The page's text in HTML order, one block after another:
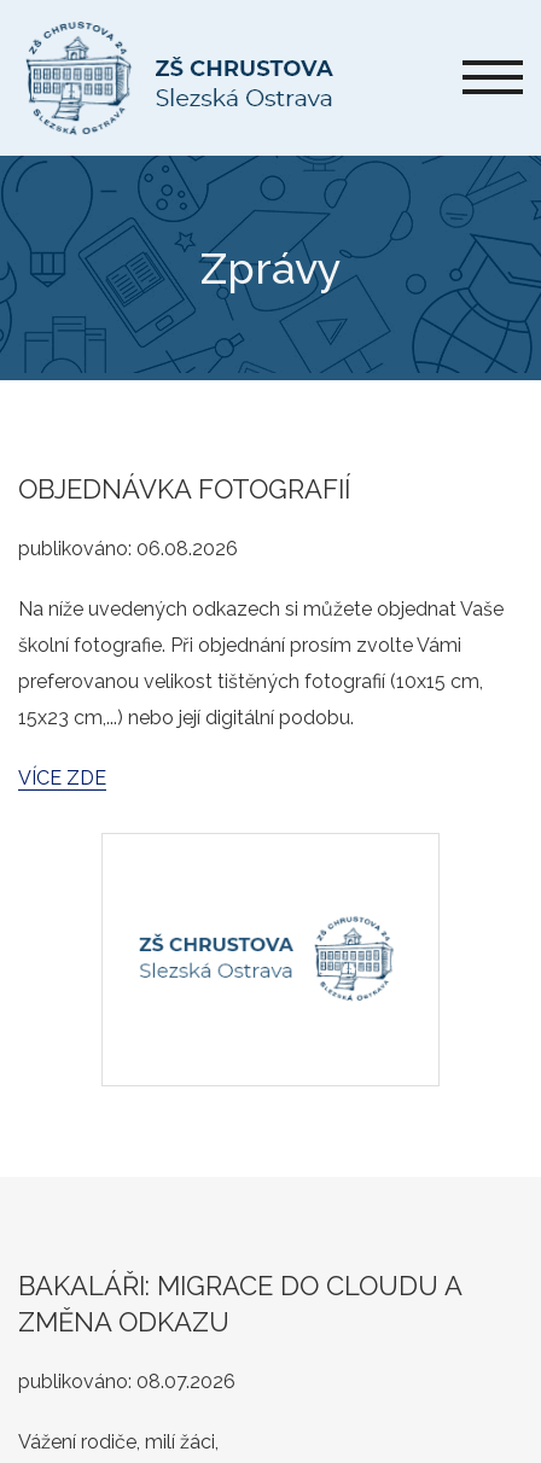
Zprávy
OBJEDNÁVKA FOTOGRAFIÍ
publikováno: 06.08.2026
Na níže uvedených odkazech si můžete objednat Vaše
školní fotografie. Při objednání prosím zvolte Vámi
preferovanou velikost tištěných fotografií (10x15 cm,
15x23 cm,...) nebo její digitální podobu.
VÍCE ZDE
BAKALÁŘI: MIGRACE DO CLOUDU A
ZMĚNA ODKAZU
publikováno: 08.07.2026
Vážení rodiče, milí žáci,